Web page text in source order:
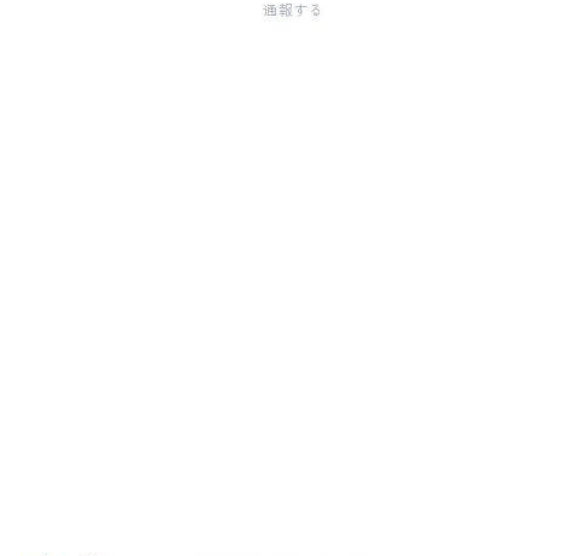
通報する